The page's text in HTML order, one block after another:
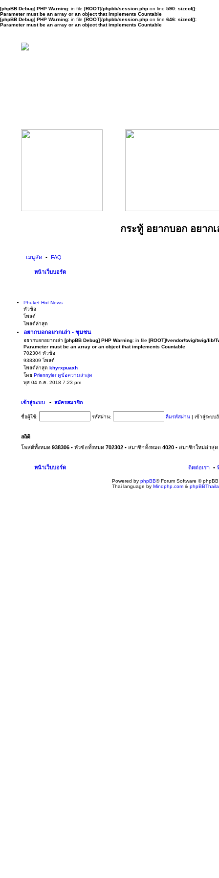
[phpBB Debug] PHP Warning: in file [ROOT]/phpbb/session.php on line 590: sizeof():
Parameter must be an array or an object that implements Countable
[phpBB Debug] PHP Warning: in file [ROOT]/phpbb/session.php on line 646: sizeof():
Parameter must be an array or an object that implements Countable
กระทู้ อยากบอก อยากเ
เมนูลัด FAQ
หน้าเว็บบอร์ด
Phuket Hot News
หัวข้อ
โพสต์
โพสต์ล่าสุด
อยากบอกอยากเล่า - ชุมชน
อยากบอกอยากเล่า [phpBB Debug] PHP Warning: in file [ROOT]/vendor/twig/twig/lib/
Parameter must be an array or an object that implements Countable
702304 หัวข้อ
938309 โพสต์
โพสต์ล่าสุด khyrxpuaxh
โดย Priennyler ดูข้อความล่าสุด
พุธ 04 ก.ค. 2018 7:23 pm
เข้าสู่ระบบ • สมัครสมาชิก
ชื่อผู้ใช้: รหัสผ่าน: ลืมรหัสผ่าน | เข้าสู่ระบ
สถิติ
โพสต์ทั้งหมด 938306 • หัวข้อทั้งหมด 702302 • สมาชิกทั้งหมด 4020 • สมาชิกใหม่ล่าสุด
หน้าเว็บบอร์ด ติดต่อเรา
Powered by phpBB® Forum Software © phpBB
Thai language by Mindphp.com &